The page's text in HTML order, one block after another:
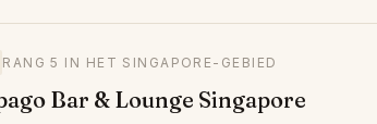
RANG 5 IN HET SINGAPORE-GEBIED
Bar & Lounge Singapore